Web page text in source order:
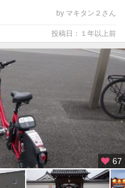
by マキタン２さん
投稿日：１年以上前
67